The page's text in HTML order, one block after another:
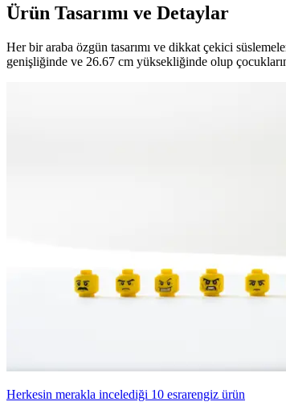
Ürün Tasarımı ve Detaylar
Her bir araba özgün tasarımı ve dikkat çekici
genişliğinde ve 26.67 cm yüksekliğinde olup
Herkesin merakla incelediği 10 esrarengiz ürün